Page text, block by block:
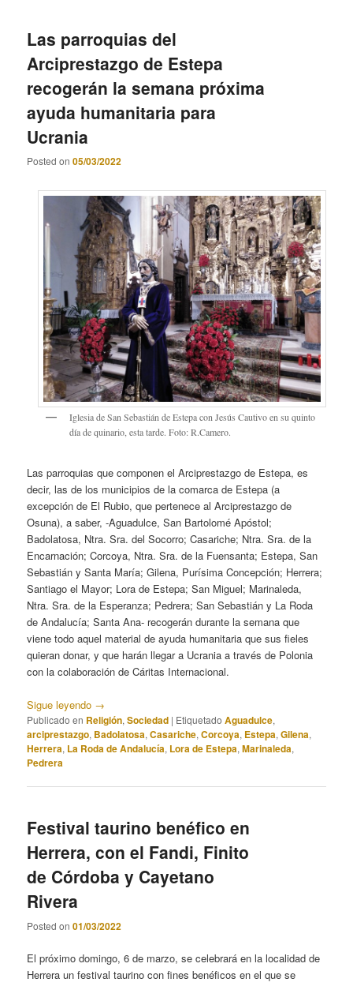
Las parroquias del
Arciprestazgo de Estepa
recogerán la semana próxima
ayuda humanitaria para
Ucrania
Posted on05/03/2022
Iglesia de San Sebastián de Estepa con Jesús Cautivo en su quinto
día de quinario, esta tarde. Foto: R.Camero.
Las parroquias que componen el Arciprestazgo de Estepa, es
decir, las de los municipios de la comarca de Estepa (a
excepción de El Rubio, que pertenece al Arciprestazgo de
Osuna), a saber, -Aguadulce, San Bartolomé Apóstol;
Badolatosa, Ntra. Sra. del Socorro; Casariche; Ntra. Sra. de la
Encarnación; Corcoya, Ntra. Sra. de la Fuensanta; Estepa, San
Sebastián y Santa María; Gilena, Purísima Concepción; Herrera;
Santiago el Mayor; Lora de Estepa; San Miguel; Marinaleda,
Ntra. Sra. de la Esperanza; Pedrera; San Sebastián y La Roda
de Andalucía; Santa Ana- recogerán durante la semana que
viene todo aquel material de ayuda humanitaria que sus fieles
quieran donar, y que harán llegar a Ucrania a través de Polonia
con la colaboración de Cáritas Internacional.
Sigue leyendo →
Publicado en Religión,Sociedad | Etiquetado Aguadulce,
arciprestazgo, Badolatosa,Casariche,Corcoya, Estepa,Gilena,
Herrera, La Roda de Andalucía, Lora de Estepa,Marinaleda,
Pedrera
Festival taurino benéfico en
Herrera, con el Fandi, Finito
de Córdoba y Cayetano
Rivera
Posted on01/03/2022
El próximo domingo, 6 de marzo, se celebrará en la localidad de
Herrera un festival taurino con fines benéficos en el que se